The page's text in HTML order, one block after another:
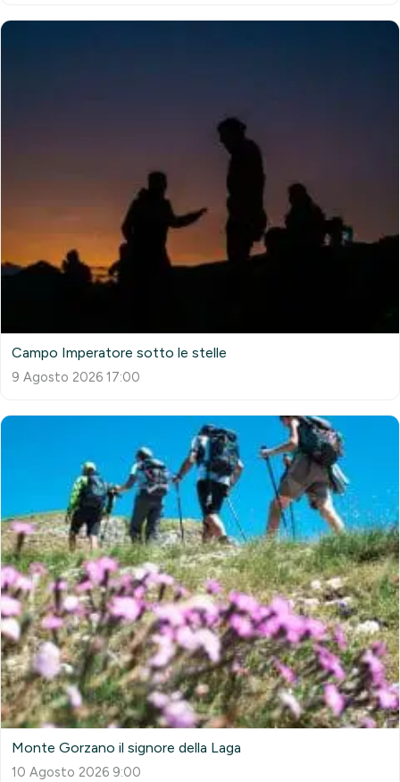
Campo Imperatore sotto le stelle
9 Agosto 2026 17:00
Monte Gorzano il signore della Laga
10 Agosto 2026 9:00